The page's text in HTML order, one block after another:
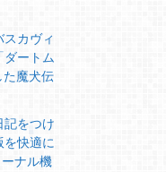
スカヴィ
ダートム
魔犬伝
記をつけ
快適に
ナル機